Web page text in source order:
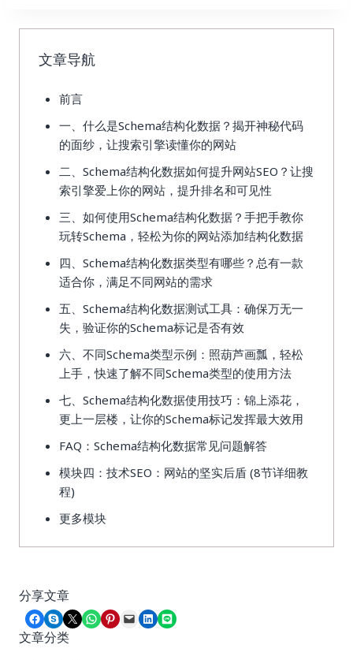
文章导航
前言
一、什么是Schema结构化数据？揭开神秘代码
的面纱，让搜索引擎读懂你的网站
二、Schema结构化数据如何提升网站SEO？让搜
索引擎爱上你的网站，提升排名和可见性
三、如何使用Schema结构化数据？手把手教你
玩转Schema，轻松为你的网站添加结构化数据
四、Schema结构化数据类型有哪些？总有一款
适合你，满足不同网站的需求
五、Schema结构化数据测试工具：确保万无一
失，验证你的Schema标记是否有效
六、不同Schema类型示例：照葫芦画瓢，轻松
上手，快速了解不同Schema类型的使用方法
七、Schema结构化数据使用技巧：锦上添花，
更上一层楼，让你的Schema标记发挥最大效用
FAQ：Schema结构化数据常见问题解答
模块四：技术SEO：网站的坚实后盾 (8节详细教
程)
更多模块
分享文章
Share on Facebook
Share on Skype
Share on X Share on WhatsApp
Share on Pinterest
Email this PageShare on LinkedIn
Share on LINE
文章分类